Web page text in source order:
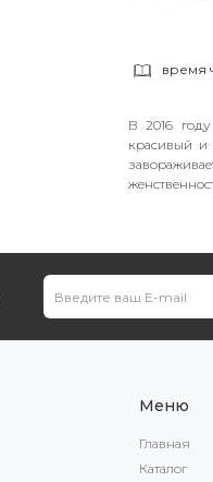
время
В 2016
красивый и
Меню
Главная
Каталог